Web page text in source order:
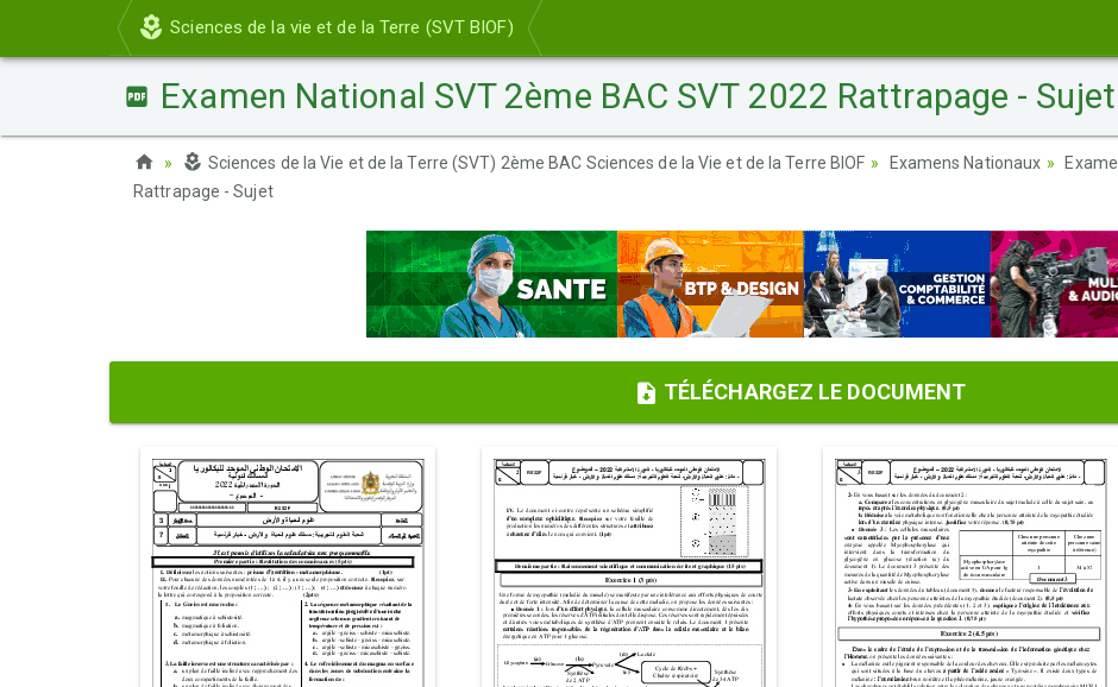
Sciences de la vie et de la Terre (SVT BIOF)
Examen National SVT 2ème BAC SVT 2022 Rattrapage - Sujet
Sciences de la Vie et de la Terre (SVT) 2ème BAC Sciences de la Vie et de la Terre BIOF Examens Nationaux
Rattrapage - Sujet
TÉLÉCHARGEZ LE DOCUMENT